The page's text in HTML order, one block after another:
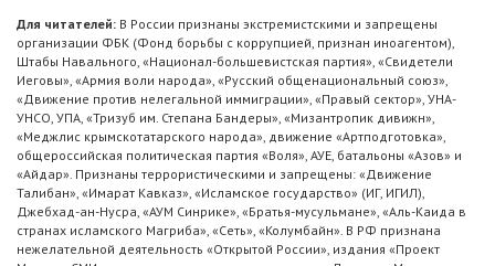
Для читателей: В России признаны экстремистскими и запрещены
организации ФБК (Фонд борьбы с коррупцией, признан иноагентом),
Штабы Навального, «Национал-большевистская партия», «Свидетели
Иеговы», «Армия воли народа», «Русский общенациональный союз»,
«Движение против нелегальной иммиграции», «Правый сектор», УНА-
УНСО, УПА, «Тризуб им. Степана Бандеры», «Мизантропик дивижн»,
«Меджлис крымскотатарского народа», движение «Артподготовка»,
общероссийская политическая партия «Воля», АУЕ, батальоны «Азов» и
«Айдар». Признаны террористическими и запрещены: «Движение
Талибан», «Имарат Кавказ», «Исламское государство» (ИГ, ИГИЛ),
Джебхад-ан-Нусра, «АУМ Синрике», «Братья-мусульмане», «Аль-Каида в
странах исламского Магриба», «Сеть», «Колумбайн». В РФ признана
нежелательной деятельность «Открытой России», издания «Проект